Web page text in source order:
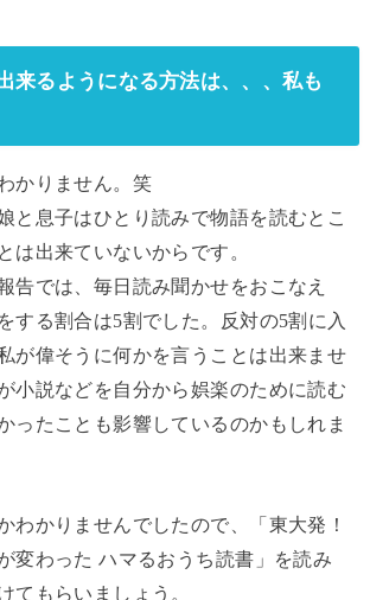
来るようになる方法は、、、私も
かりません。笑
と息子はひとり読みで物語を読むとこ
は出来ていないからです。
告では、毎日読み聞かせをおこなえ
する割合は5割でした。反対の5割に入
が偉そうに何かを言うことは出来ませ
小説などを自分から娯楽のために読む
ったことも影響しているのかもしれま
わかりませんでしたので、「東大発！
変わった ハマるおうち読書」を読み
てもらいましょう。